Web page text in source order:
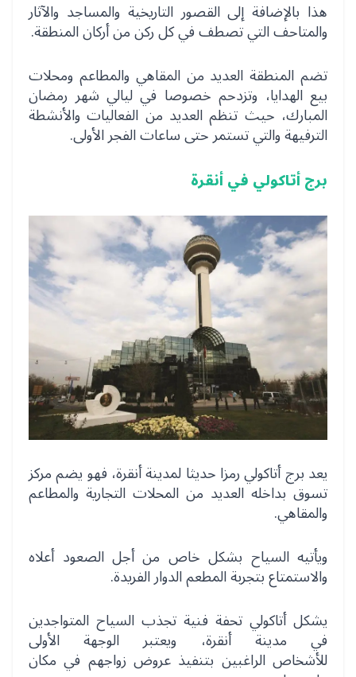
هذا بالإضافة إلى القصور التاريخية والمساجد والآثار
والمتاحف التي تصطف في كل ركن من أركان المنطقة.
تضم المنطقة العديد من المقاهي والمطاعم ومحلات
بيع الهدايا، وتزدحم خصوصا في ليالي شهر رمضان
المبارك، حيث تنظم العديد من الفعاليات والأنشطة
الترفيهة والتي تستمر حتى ساعات الفجر الأولى.
برج أتاكولي في أنقرة
يعد برج أتاكولي رمزا حديثا لمدينة أنقرة، فهو يضم مركز
تسوق بداخله العديد من المحلات التجارية والمطاعم
والمقاهي.
ويأتيه السياح بشكل خاص من أجل الصعود أعلاه
والاستمتاع بتجربة المطعم الدوار الفريدة.
يشكل أتاكولي تحفة فنية تجذب السياح المتواجدين
في مدينة أنقرة، ويعتبر الوجهة الأولى
للأشخاص الراغبين بتنفيذ عروض زواجهم في مكان